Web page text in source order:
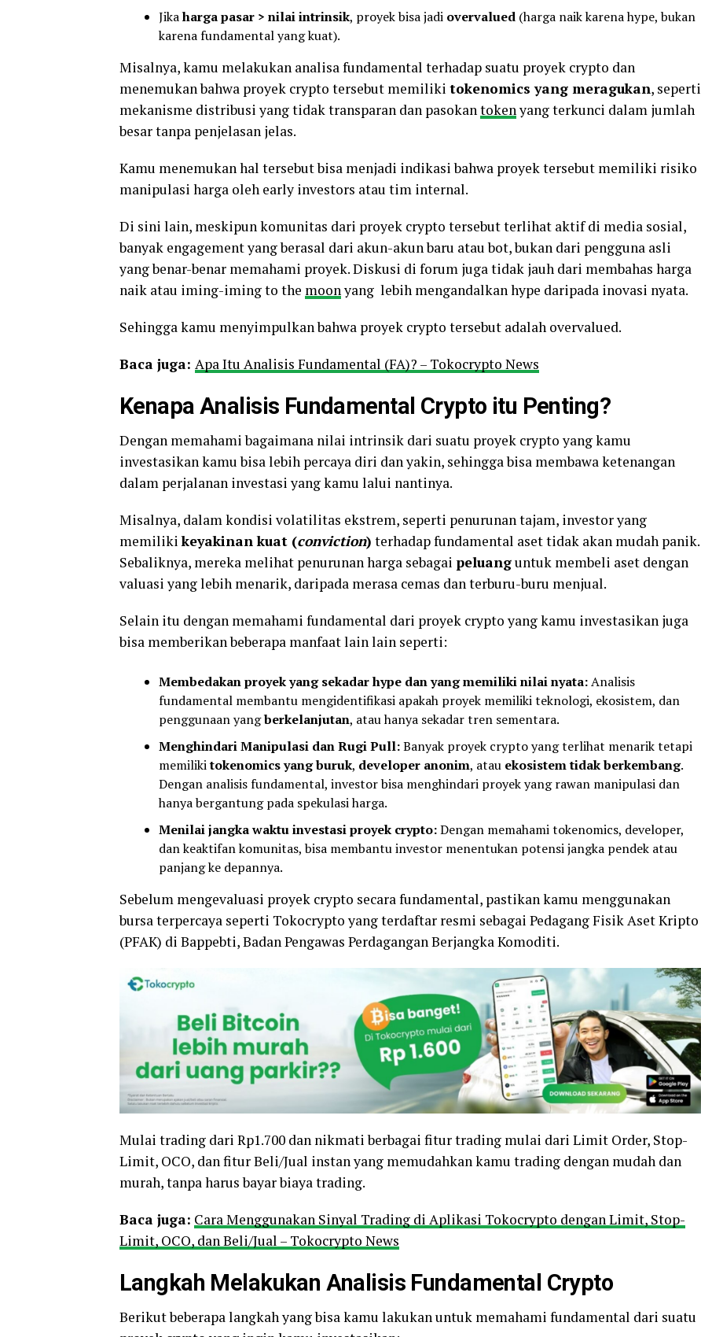
Jikaharga pasar > nilai intrinsik, proyek bisa jadi overvalued (harga naik karena hype, bukan
karena fundamental yang kuat).
Misalnya, kamu melakukan analisa fundamental terhadap suatu proyek crypto dan
menemukan bahwa proyek crypto tersebut memiliki tokenomics yang meragukan, seperti
mekanisme distribusi yang tidak transparan dan pasokantokenyang terkunci dalam jumlah
besar tanpa penjelasan jelas.
Kamu menemukan hal tersebut bisa menjadi indikasi bahwa proyek tersebut memiliki risiko
manipulasi harga oleh early investors atau tim internal.
Di sini lain, meskipun komunitas dari proyek crypto tersebut terlihat aktif di media sosial,
banyak engagement yang berasal dari akun-akun baru atau bot, bukan dari pengguna asli
yang benar-benar memahami proyek. Diskusi di forum juga tidak jauh dari membahas harga
naik atau iming-iming to the moonyang lebih mengandalkan hype daripada inovasi nyata.
Sehingga kamu menyimpulkan bahwa proyek crypto tersebut adalah overvalued.
Baca juga: Apa Itu Analisis Fundamental (FA)? – Tokocrypto News
Kenapa Analisis Fundamental Crypto itu Penting?
Dengan memahami bagaimana nilai intrinsik dari suatu proyek crypto yang kamu
investasikan kamu bisa lebih percaya diri dan yakin, sehingga bisa membawa ketenangan
dalam perjalanan investasi yang kamu lalui nantinya.
Misalnya, dalam kondisi volatilitas ekstrem, seperti penurunan tajam, investor yang
memilikikeyakinan kuat (conviction) terhadap fundamental aset tidak akan mudah panik.
Sebaliknya, mereka melihat penurunan harga sebagai peluanguntuk membeli aset dengan
valuasi yang lebih menarik, daripada merasa cemas dan terburu-buru menjual.
Selain itu dengan memahami fundamental dari proyek crypto yang kamu investasikan juga
bisa memberikan beberapa manfaat lain lain seperti:
Membedakan proyek yang sekadar hype dan yang memiliki nilai nyata:Analisis
fundamental membantu mengidentifikasi apakah proyek memiliki teknologi, ekosistem, dan
penggunaan yangberkelanjutan, atau hanya sekadar tren sementara.
Menghindari Manipulasi dan Rugi Pull:Banyak proyek crypto yang terlihat menarik tetapi
memilikitokenomics yang buruk, developer anonim, atau ekosistem tidak berkembang.
Dengan analisis fundamental, investor bisa menghindari proyek yang rawan manipulasi dan
hanya bergantung pada spekulasi harga.
Menilai jangka waktu investasi proyek crypto:Dengan memahami tokenomics, developer,
dan keaktifan komunitas, bisa membantu investor menentukan potensi jangka pendek atau
panjang ke depannya.
Sebelum mengevaluasi proyek crypto secara fundamental, pastikan kamu menggunakan
bursa terpercaya seperti Tokocrypto yang terdaftar resmi sebagai Pedagang Fisik Aset Kripto
(PFAK) di Bappebti, Badan Pengawas Perdagangan Berjangka Komoditi.
Mulai trading dari Rp1.700 dan nikmati berbagai fitur trading mulai dari Limit Order, Stop-
Limit, OCO, dan fitur Beli/Jual instan yang memudahkan kamu trading dengan mudah dan
murah, tanpa harus bayar biaya trading.
Baca juga: Cara Menggunakan Sinyal Trading di Aplikasi Tokocrypto dengan Limit, Stop-
Limit, OCO, dan Beli/Jual – Tokocrypto News
Langkah Melakukan Analisis Fundamental Crypto
Berikut beberapa langkah yang bisa kamu lakukan untuk memahami fundamental dari suatu